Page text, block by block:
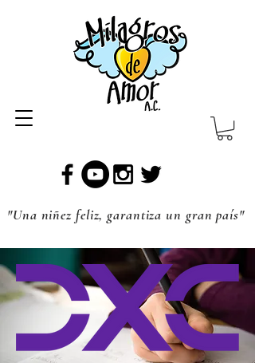
"Una niñez feliz, garantiza un gran país"